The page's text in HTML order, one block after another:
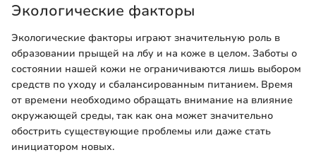
Экологические факторы
Экологические факторы играют значительную роль в
образовании прыщей на лбу и на коже в целом. Заботы о
состоянии нашей кожи не ограничиваются лишь выбором
средств по уходу и сбалансированным питанием. Время
от времени необходимо обращать внимание на влияние
окружающей среды, так как она может значительно
обострить существующие проблемы или даже стать
инициатором новых.